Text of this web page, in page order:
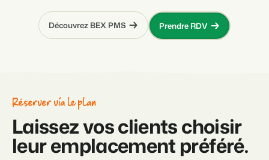
Prendre RDV
Découvrez BEX PMS
Réserver via le plan
Laissez vos clients choisir
leur emplacement préféré.